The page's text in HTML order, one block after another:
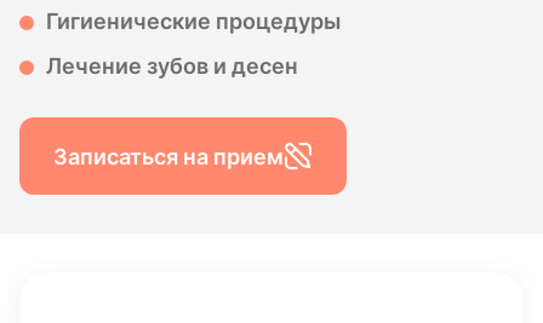
Гигиенические процедуры
Лечение зубов и десен
Записаться на прием